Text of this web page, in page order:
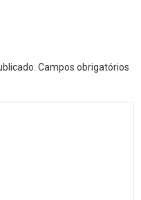
Campos obrigatórios